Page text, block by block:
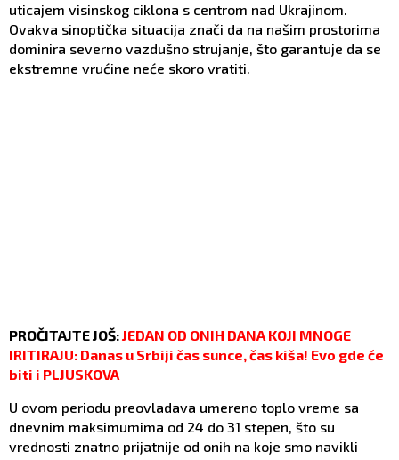
uticajem visinskog ciklona s centrom nad Ukrajinom.
Ovakva sinoptička situacija znači da na našim prostorima
dominira severno vazdušno strujanje, što garantuje da se
ekstremne vrućine neće skoro vratiti.
PROČITAJTE JOŠ:JEDAN OD ONIH DANA KOJI MNOGE
IRITIRAJU: Danas u Srbiji čas sunce, čas kiša! Evo gde će
biti i PLJUSKOVA
U ovom periodu preovladava umereno toplo vreme sa
dnevnim maksimumima od 24 do 31 stepen, što su
vrednosti znatno prijatnije od onih na koje smo navikli